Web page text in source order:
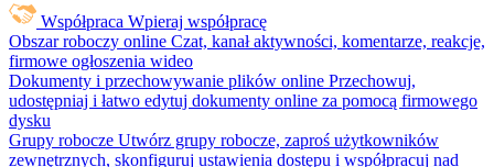
Współpraca Wpieraj współpracę
Obszar roboczy online Czat, kanał aktywności, komentarze, reakcje,
firmowe ogłoszenia wideo
Dokumenty i przechowywanie plików online Przechowuj,
udostępniaj i łatwo edytuj dokumenty online za pomocą firmowego
dysku
Grupy robocze Utwórz grupy robocze, zaproś użytkowników
zewnętrznych, skonfiguruj ustawienia dostępu i współpracuj nad